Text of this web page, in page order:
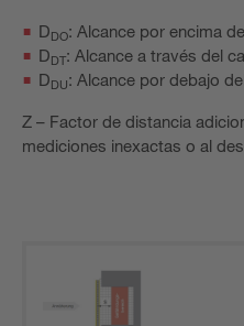
DDO: Alcance por encima
DDT: Alcance a través del
DDU: Alcance por debajo
Z – Factor de distancia
mediciones inexactas o al